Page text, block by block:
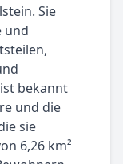
Sie
und
bekannt
und die
sie
6,26 km²